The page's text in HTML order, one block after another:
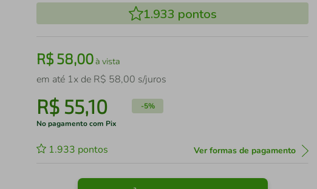
1.933 pontos
R$58,00à vista
em até 1x de R$ 58,00 s/juros
R$ 55,10 -5%
No pagamento com Pix
1.933 pontos Ver formas de pagamento